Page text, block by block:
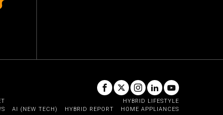
AI (NEW TECH) HYBRID REPORT
HYBRID LIFESTYLE
HOME APPLIANCES